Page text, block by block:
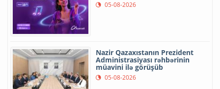
05-08-2026
Nazir Qazaxıstanın Prezident
Administrasiyası rəhbərinin
müavini ilə görüşüb
05-08-2026